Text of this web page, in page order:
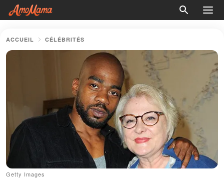
ACCUEIL CÉLÉBRITÉS
Getty Images